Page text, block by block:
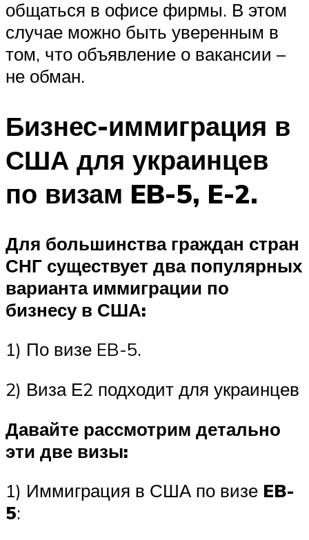
общаться в офисе фирмы. В этом
случае можно быть уверенным в
том, что объявление о вакансии –
не обман.
Бизнес-иммиграция в
США для украинцев
по визам EB-5, E-2.
Для большинства граждан стран
СНГ существует два популярных
варианта иммиграции по
бизнесу в США:
1) По визе EB-5.
2) Виза Е2 подходит для украинцев
Давайте рассмотрим детально
эти две визы:
1) Иммиграция в США по визе EB-
5: